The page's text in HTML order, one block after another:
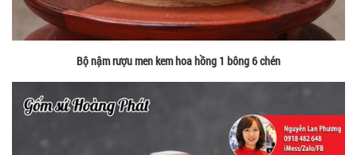
Bộ nậm rượu men kem hoa hồng 1 bông 6 chén